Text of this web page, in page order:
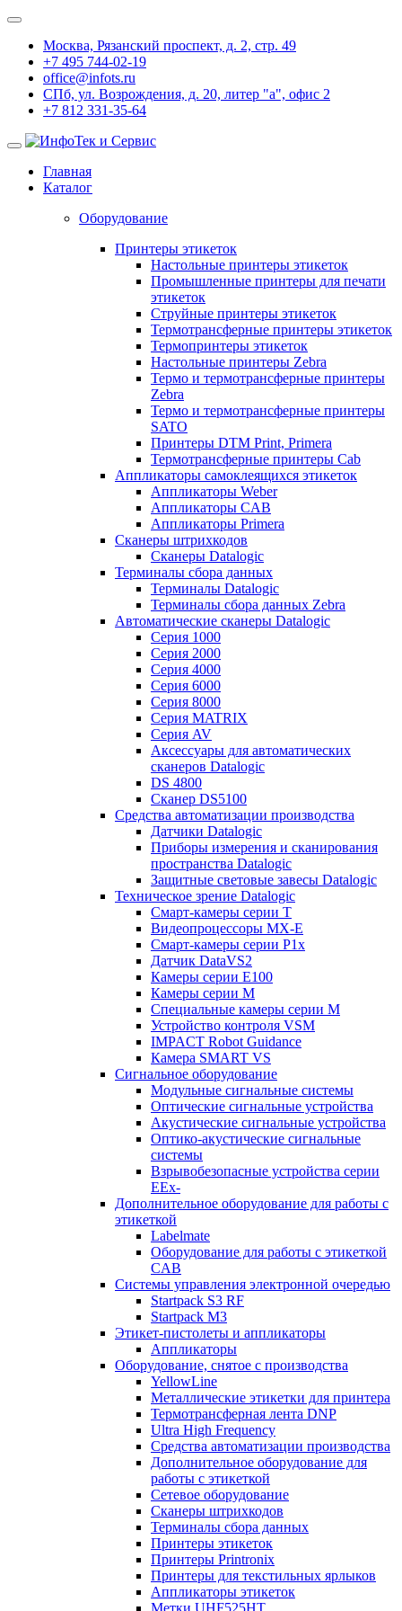
Москва, Рязанский проспект, д. 2, стр. 49
+7 495 744-02-19
office@infots.ru
СПб, ул. Возрождения, д. 20, литер "a", офис 2
+7 812 331-35-64
Главная
Каталог
Оборудование
Принтеры этикеток
Настольные принтеры этикеток
Промышленные принтеры для печати
этикеток
Струйные принтеры этикеток
Термотрансферные принтеры этикеток
Термопринтеры этикеток
Настольные принтеры Zebra
Термо и термотрансферные принтеры
Zebra
Термо и термотрансферные принтеры
SATO
Принтеры DTM Print, Primera
Термотрансферные принтеры Cab
Аппликаторы самоклеящихся этикеток
Аппликаторы Weber
Аппликаторы CAB
Аппликаторы Primera
Сканеры штрихкодов
Сканеры Datalogic
Терминалы сбора данных
Терминалы Datalogic
Терминалы сбора данных Zebra
Автоматические сканеры Datalogic
Серия 1000
Серия 2000
Серия 4000
Серия 6000
Серия 8000
Серия MATRIX
Серия AV
Аксессуары для автоматических
сканеров Datalogic
DS 4800
Сканер DS5100
Средства автоматизации производства
Датчики Datalogic
Приборы измерения и сканирования
пространства Datalogic
Защитные световые завесы Datalogic
Техническое зрение Datalogic
Смарт-камеры серии T
Видеопроцессоры MX-E
Смарт-камеры серии P1x
Датчик DataVS2
Камеры серии E100
Камеры серии M
Специальные камеры серии M
Устройство контроля VSM
IMPACT Robot Guidance
Камера SMART VS
Cигнальное оборудование
Модульные сигнальные системы
Оптические сигнальные устройства
Акустические сигнальные устройства
Оптико-акустические сигнальные
системы
Взрывобезопасные устройства серии
EEx-
Дополнительное оборудование для работы с
этикеткой
Labelmate
Оборудование для работы с этикеткой
CAB
Системы управления электронной очередью
Startpack S3 RF
Startpack M3
Этикет-пистолеты и аппликаторы
Аппликаторы
Оборудование, снятое с производства
YellowLine
Металлические этикетки для принтера
Термотрансферная лента DNP
Ultra High Frequency
Средства автоматизации производства
Дополнительное оборудование для
работы с этикеткой
Сетевое оборудование
Сканеры штрихкодов
Терминалы сбора данных
Принтеры этикеток
Принтеры Printronix
Принтеры для текстильных ярлыков
Аппликаторы этикеток
Метки UHF525HT